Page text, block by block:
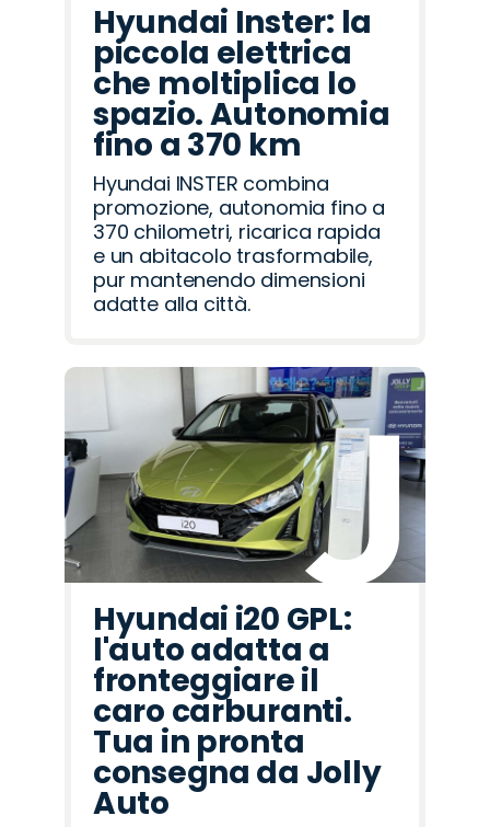
Hyundai Inster: la
piccola elettrica
che moltiplica lo
spazio. Autonomia
fino a 370 km
Hyundai INSTER combina
promozione, autonomia fino a
370 chilometri, ricarica rapida
e un abitacolo trasformabile,
pur mantenendo dimensioni
adatte alla città.
Hyundai i20 GPL:
l'auto adatta a
fronteggiare il
caro carburanti.
Tua in pronta
consegna da Jolly
Auto